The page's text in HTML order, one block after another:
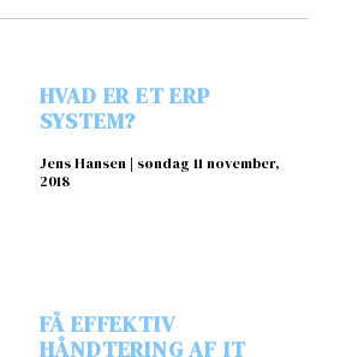
HVAD ER ET ERP
SYSTEM?
Jens Hansen
søndag 11 november,
2018
FÅ EFFEKTIV
HÅNDTERING AF IT